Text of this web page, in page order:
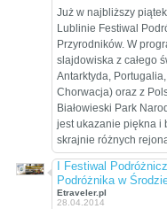
Już w najbliższy
Lublinie Festiwal
Przyrodników. W
slajdowiska z całego
Antarktyda,
Chorwacja) oraz z
Białowieski Park
jest ukazanie piękna i
skrajnie różnych
I Festiwal
Podróżnika w
Etraveler.pl
28.04.2014